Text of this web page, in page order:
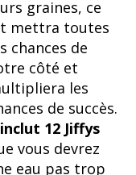
graines, ce
mettra toutes
chances de
côté et
les
de succès.
inclut 12 Jiffys
vous devrez
eau pas trop